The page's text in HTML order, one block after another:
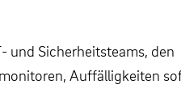
und Sicherheitsteams, den
Auffälligkeiten